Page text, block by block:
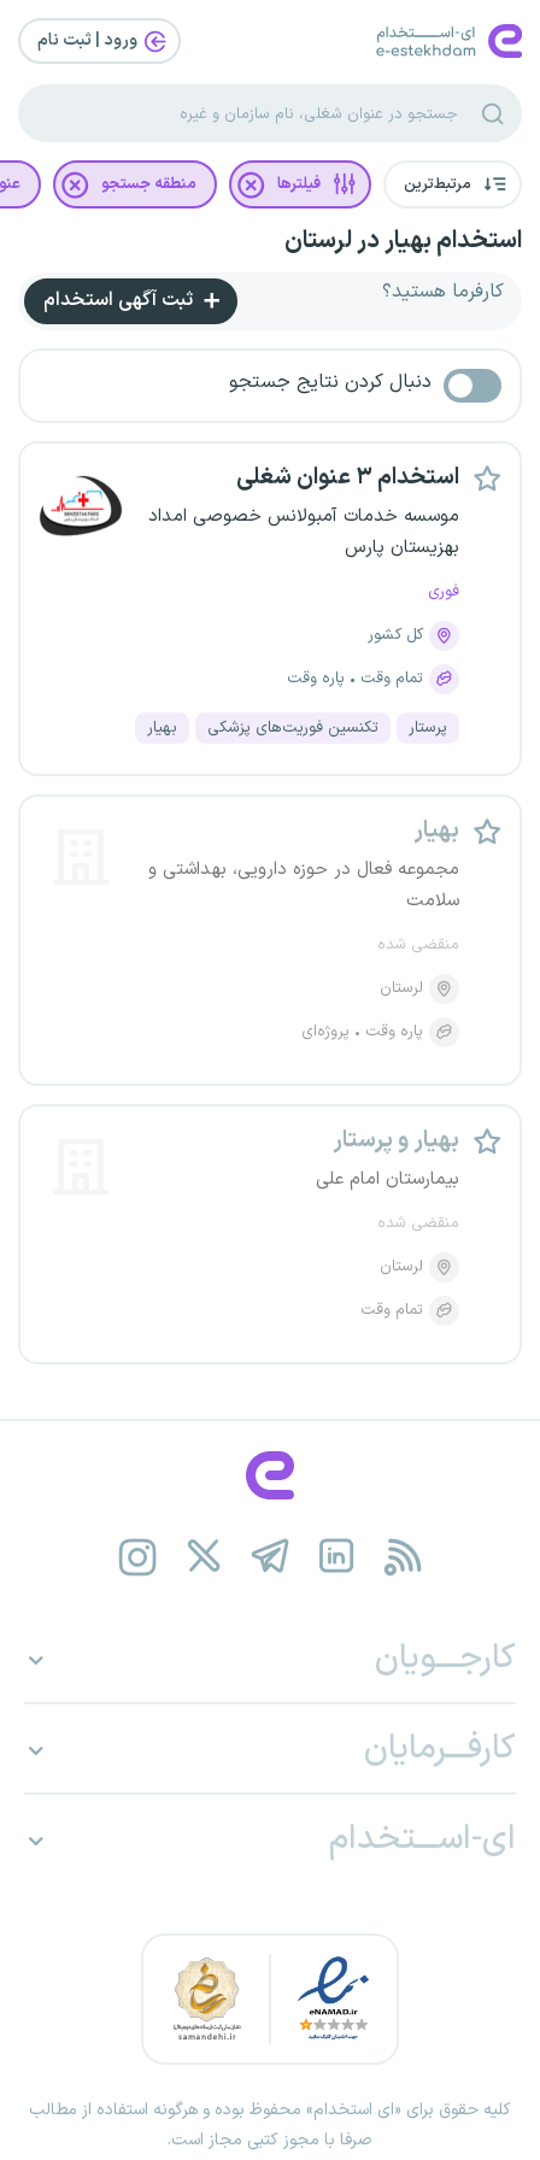
ورود | ثبت‌ نام
مرتبط‌ترین فیلترها منطقه جستجو
استخدام بهیار در لرستان
کارفرما هستید؟ ثبت آگهی استخدام
دنبال کردن نتایج جستجو
استخدام ۳ عنوان شغلی
موسسه خدمات آمبولانس خصوصی امداد
بهزیستان پارس
فوری
کل کشور
تمام وقت
پاره وقت
پرستار تکنسین فوریت‌های پزشکی بهیار
بهیار
مجموعه فعال در حوزه دارویی، بهداشتی و
سلامت
منقضی شده
لرستان
پاره وقت
پروژه‌ای
بهیار و پرستار
بیمارستان امام علی
منقضی شده
لرستان
تمام وقت
کارجـــویان
کارفـــرمایان
ای-اســـتخدام
کلیه حقوق برای «ای استخدام» محفوظ بوده و هرگونه استفاده از مطالب
صرفا با مجوز کتبی مجاز است.